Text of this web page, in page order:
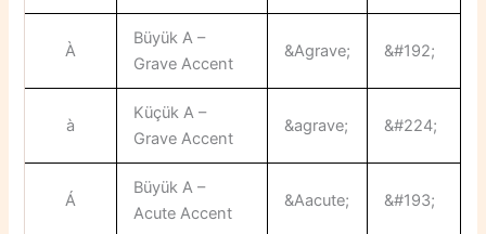
À
Büyük A –
Grave Accent
&Agrave; &#192;
à
Küçük A –
Grave Accent
&agrave; &#224;
Á
Büyük A –
Acute Accent
&Aacute; &#193;